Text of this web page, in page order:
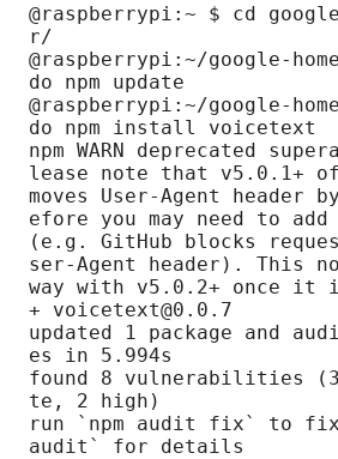
@raspberrypi:~ $ cd
r/
@raspberrypi:~/google-
do npm update
@raspberrypi:~/google-
do npm install voicetext
npm WARN deprecated
lease note that v5.0.1+
moves User-Agent header
efore you may need to
(e.g. GitHub blocks
ser-Agent header). This
way with v5.0.2+ once it
+ voicetext@0.0.7
updated 1 package and
es in 5.994s
found 8 vulnerabilities (3
te, 2 high)
run `npm audit fix` to fix
audit` for details